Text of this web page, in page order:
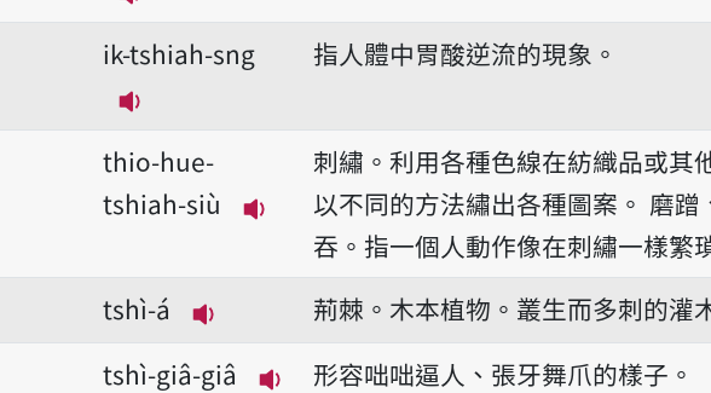
播放音讀hî-tshì/hû-tshì
ik-tshiah-sng
播放音讀ik-tshiah-sng
指人體中胃酸逆流的現象。
thio-hue-
tshiah-siù
播放音讀thio-hue-tshiah-siù
刺繡。利用各種色線在紡織品或其
以不同的方法繡出各種圖案。 磨蹭
吞。指一個人動作像在刺繡一樣繁
tshì-á
播放音讀tshì-á
荊棘。木本植物。叢生而多刺的灌
tshì-giâ-giâ
形容咄咄逼人、張牙舞爪的樣子。